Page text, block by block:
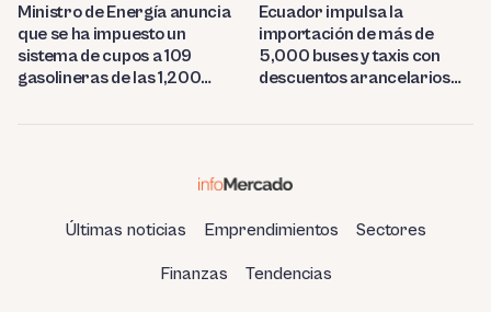
Ministro de Energía anuncia
que se ha impuesto un
sistema de cupos a 109
gasolineras de las 1,200
Ecuador impulsa la
importación de más de
5,000 buses y taxis con
descuentos arancelarios
Últimas noticias Emprendimientos Sectores
Finanzas Tendencias